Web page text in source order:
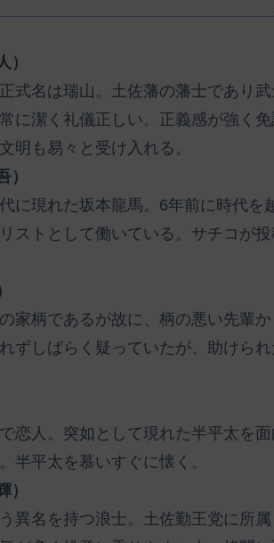
）
式名は瑞山。土佐藩の藩士であり
に潔く礼儀正しい。正義感が強く
明も易々と受け入れる。
）
に現れた坂本龍馬。6年前に時代を
ストとして働いている。サチコが
家柄であるが故に、柄の悪い先輩
ずしばらく疑っていたが、助けら
恋人。突如として現れた半平太を
半平太を慕いすぐに懐く。
）
異名を持つ浪士。土佐勤王党に所